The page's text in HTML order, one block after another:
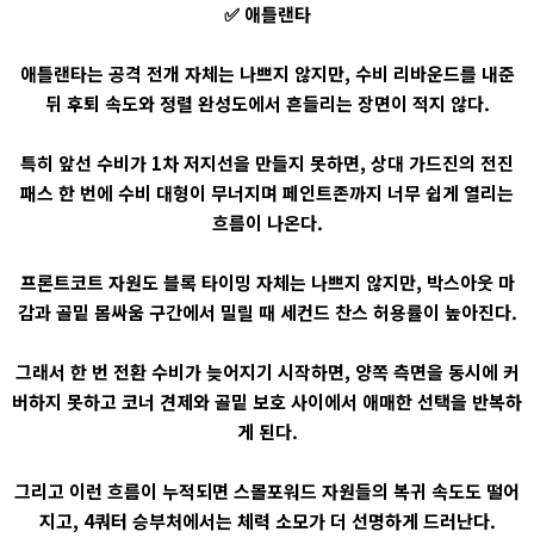
✅ 애틀랜타
애틀랜타는 공격 전개 자체는 나쁘지 않지만, 수비 리바운드를 내준
뒤 후퇴 속도와 정렬 완성도에서 흔들리는 장면이 적지 않다.
특히 앞선 수비가 1차 저지선을 만들지 못하면, 상대 가드진의 전진
패스 한 번에 수비 대형이 무너지며 페인트존까지 너무 쉽게 열리는
흐름이 나온다.
프론트코트 자원도 블록 타이밍 자체는 나쁘지 않지만, 박스아웃 마
감과 골밑 몸싸움 구간에서 밀릴 때 세컨드 찬스 허용률이 높아진다.
그래서 한 번 전환 수비가 늦어지기 시작하면, 양쪽 측면을 동시에 커
버하지 못하고 코너 견제와 골밑 보호 사이에서 애매한 선택을 반복하
게 된다.
그리고 이런 흐름이 누적되면 스몰포워드 자원들의 복귀 속도도 떨어
지고, 4쿼터 승부처에서는 체력 소모가 더 선명하게 드러난다.